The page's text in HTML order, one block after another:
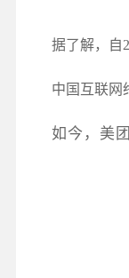
据了解，自
中国互联网
如今，美